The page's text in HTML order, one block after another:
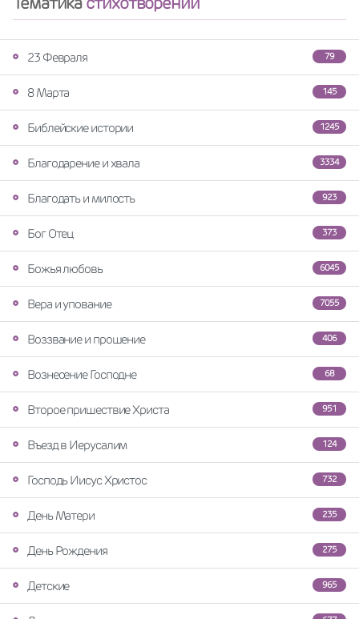
79
23 Февраля
145
8 Марта
1245
Библейские истории
3334
Благодарение и хвала
923
Благодать и милость
373
Бог Отец
6045
Божья любовь
7055
Вера и упование
406
Воззвание и прошение
68
Вознесение Господне
951
Второе пришествие Христа
124
Въезд в Иерусалим
732
Господь Иисус Христос
235
День Матери
275
День Рождения
965
Детские